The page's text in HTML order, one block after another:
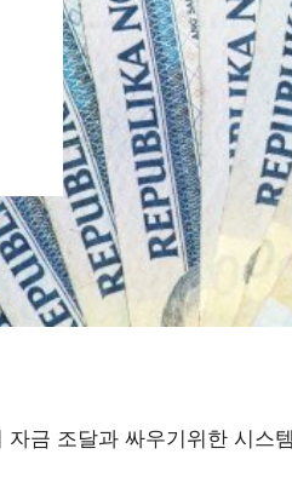
금 조달과 싸우기위한 시스